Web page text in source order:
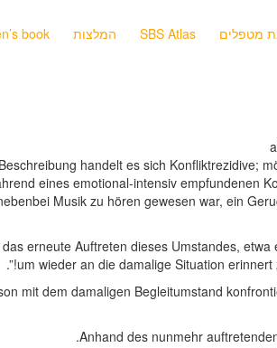
book המלצות SBS Atlas מטפלים
handelt es sich Konfliktrezidive;
eines emotional-intensiv empfundenen
Musik zu hören gewesen war, ein
erneute Auftreten dieses Umstandes,
um wieder an die damalige Situation erinnert
mit dem damaligen Begleitumstand
Anhand des nunmehr